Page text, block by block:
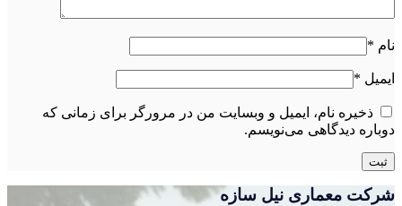
نام *
ایمیل *
ذخیره نام، ایمیل و وبسایت من در مرورگر برای زمانی که
دوباره دیدگاهی می‌نویسم.
شرکت معماری نیل سازه